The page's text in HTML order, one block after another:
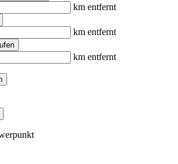
km entfernt
km entfernt
km entfernt